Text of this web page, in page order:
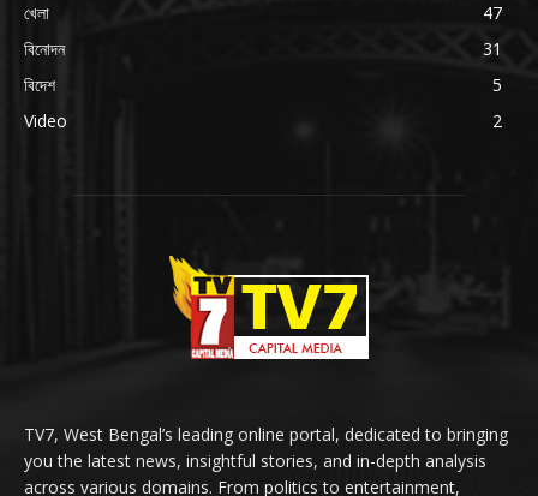
খেলা
47
বিনোদন
31
বিদেশ
5
Video
2
TV7, West Bengal’s leading online portal, dedicated to bringing
you the latest news, insightful stories, and in-depth analysis
across various domains. From politics to entertainment,